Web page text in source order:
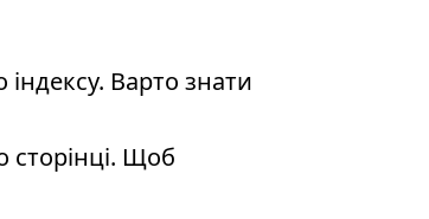
Варто знати
Щоб